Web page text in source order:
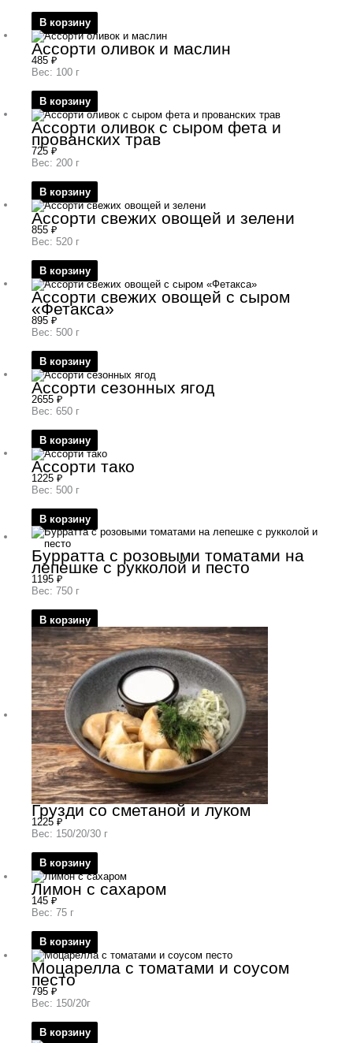
В корзину
Ассорти оливок и маслин
485 ₽
Вес: 100 г
В корзину
Ассорти оливок с сыром фета и
прованских трав
725 ₽
Вес: 200 г
В корзину
Ассорти свежих овощей и зелени
855 ₽
Вес: 520 г
В корзину
Ассорти свежих овощей с сыром
«Фетакса»
895 ₽
Вес: 500 г
В корзину
Ассорти сезонных ягод
2655 ₽
Вес: 650 г
В корзину
Ассорти тако
1225 ₽
Вес: 500 г
В корзину
Бурратта с розовыми томатами на
лепешке с рукколой и песто
1195 ₽
Вес: 750 г
В корзину
Грузди со сметаной и луком
1225 ₽
Вес: 150/20/30 г
В корзину
Лимон с сахаром
145 ₽
Вес: 75 г
В корзину
Моцарелла с томатами и соусом
песто
795 ₽
Вес: 150/20г
В корзину